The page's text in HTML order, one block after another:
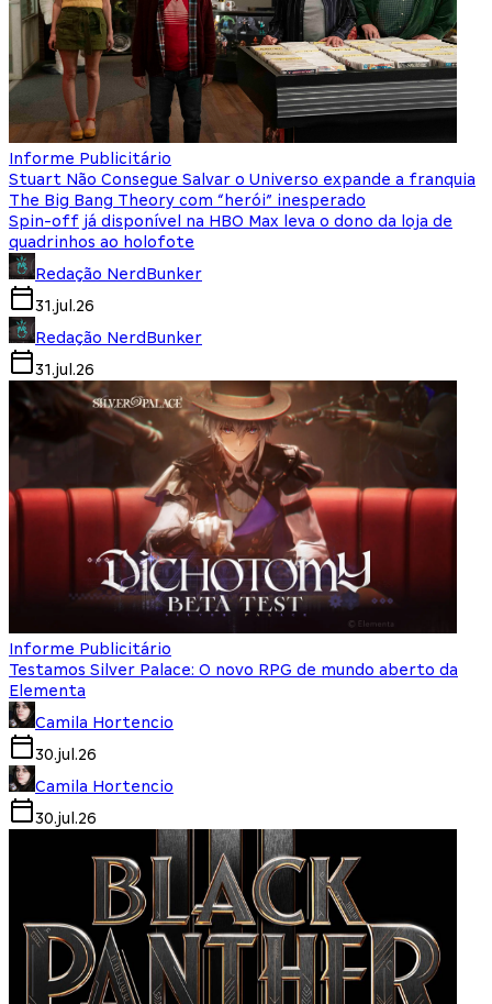
Informe Publicitário
Stuart Não Consegue Salvar o Universo expande a franquia
The Big Bang Theory com “herói” inesperado
Spin-off já disponível na HBO Max leva o dono da loja de
quadrinhos ao holofote
Redação NerdBunker
31.jul.26
Redação NerdBunker
31.jul.26
Informe Publicitário
Testamos Silver Palace: O novo RPG de mundo aberto da
Elementa
Camila Hortencio
30.jul.26
Camila Hortencio
30.jul.26